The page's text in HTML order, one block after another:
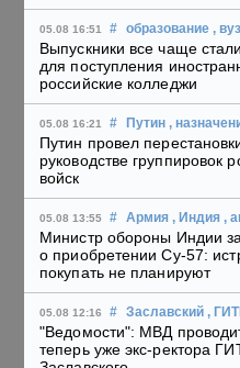
05.08 16:51 # образование ,
Выпускники все чаще
для поступления
российские колледжи
05.08 16:21 # Путин ,
Путин провел
руководстве группировок
войск
05.08 13:55 # Армия , Индия ,
Министр обороны Индии
о приобретении Су-57:
покупать не планируют
05.08 12:16 # Заславский ,
"Ведомости": МВД
теперь уже экс-ректора